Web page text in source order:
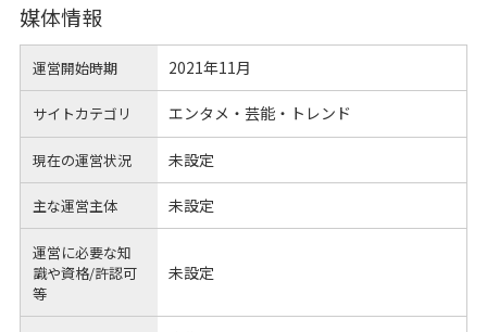
媒体情報
運営開始時期 2021年11月
サイトカテゴリ エンタメ・芸能・トレンド
現在の運営状況 未設定
主な運営主体 未設定
運営に必要な知
識や資格/許認可
等
未設定